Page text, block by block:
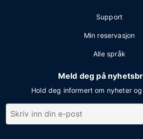
Support
Min reservasjon
Alle språk
Meld deg på
Hold deg informert om nyheter